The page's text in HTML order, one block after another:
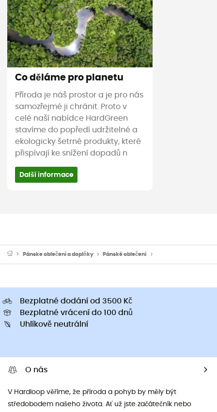
Co děláme pro planetu
Příroda je náš prostor a je pro nás
samozřejmé ji chránit. Proto v
celé naší nabídce HardGreen
stavíme do popředí udržitelné a
ekologicky šetrné produkty, které
přispívají ke snížení dopadů n
Další informace
Pánske oblečeni a doplňky Pánské oblečení
Bezplatné dodání od 3500 Kč
Bezplatné vrácení do 100 dnů
Uhlíkově neutrální
O nás
V Hardloop věříme, že příroda a pohyb by měly být
středobodem našeho života. Ať už jste začátečník nebo